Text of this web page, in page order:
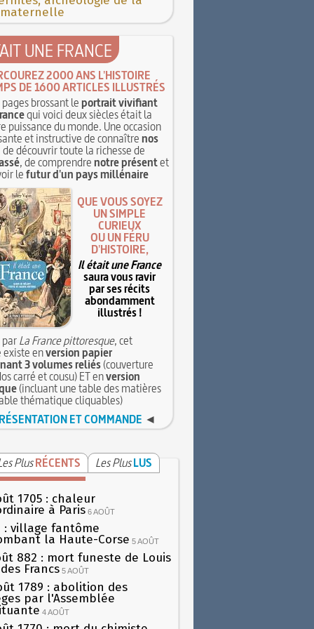
UNE FRANCE
2000 ANS L'HISTOIRE
DE 1600 ARTICLES ILLUSTRÉS
brossant leportrait vivifiant
qui voici deux siècles était la
puissance du monde. Une occasion
et instructive de connaîtrenos
de découvrir toute la richesse de
, de comprendrenotre présentet
lefutur d'un pays millénaire
QUE VOUS SOYEZ
UN SIMPLE
CURIEUX
OU UN FÉRU
D'HISTOIRE,
Il était une France
saura vous ravir
par ses récits
abondamment
illustrés !
La France pittoresque, cet
existe enversion papier
3 volumes reliés(couverture
carré et cousu) ET enversion
(incluant une table des matières
thématique cliquables)
ET COMMANDE ◄
Plus RÉCENTS Les Plus LUS
1705 : chaleur
à Paris 6 AOÛT
: village fantôme
la Haute-Corse 5 AOÛT
882 : mort funeste de Louis
Francs 5 AOÛT
1789 : abolition des
par l'Assemblée
4 AOÛT